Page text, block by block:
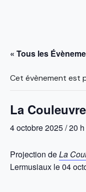
« Tous les
Cet évènement est
La
4 octobre 2025 / 20
Projection deLa
Lermusiaux le 04